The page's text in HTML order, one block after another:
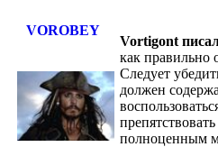
VOROBEY
Vortigont
как правильно
Следует
должен
полноценным